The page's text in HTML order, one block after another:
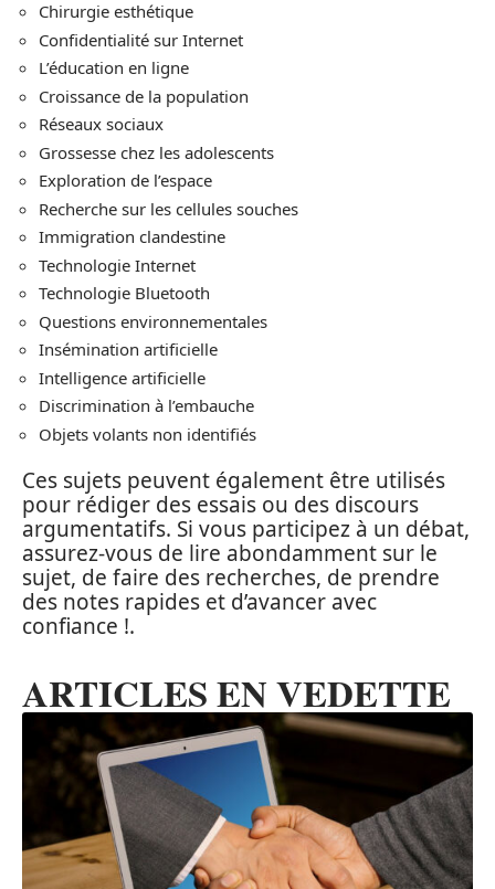
Chirurgie esthétique
Confidentialité sur Internet
L’éducation en ligne
Croissance de la population
Réseaux sociaux
Grossesse chez les adolescents
Exploration de l’espace
Recherche sur les cellules souches
Immigration clandestine
Technologie Internet
Technologie Bluetooth
Questions environnementales
Insémination artificielle
Intelligence artificielle
Discrimination à l’embauche
Objets volants non identifiés
Ces sujets peuvent également être utilisés
pour rédiger des essais ou des discours
argumentatifs. Si vous participez à un débat,
assurez-vous de lire abondamment sur le
sujet, de faire des recherches, de prendre
des notes rapides et d’avancer avec
confiance !.
ARTICLES EN VEDETTE